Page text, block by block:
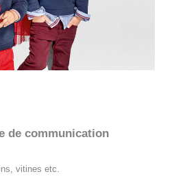
de communication
vitines etc.